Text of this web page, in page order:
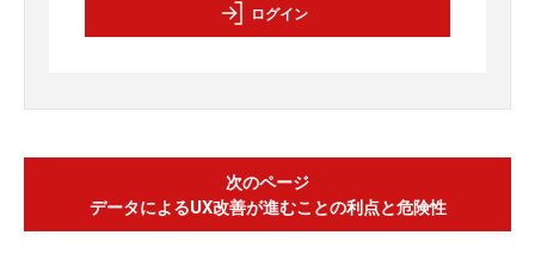
ログイン
次のページ
データによるUX改善が進むことの利点と危険性